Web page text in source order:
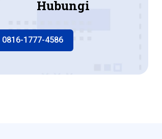
Hubungi
0816-1777-4586